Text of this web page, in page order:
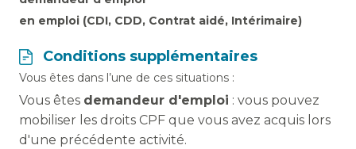
en emploi (CDI, CDD, Contrat aidé, Intérimaire)
Conditions supplémentaires
Vous êtes dans l’une de ces situations :
Vous êtes demandeur d'emploi : vous pouvez
mobiliser les droits CPF que vous avez acquis lors
d'une précédente activité.